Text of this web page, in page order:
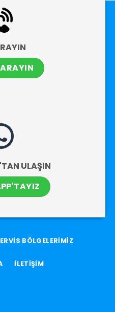
ULAŞIN
BÖLGELERİMİZ
İLETİŞİM